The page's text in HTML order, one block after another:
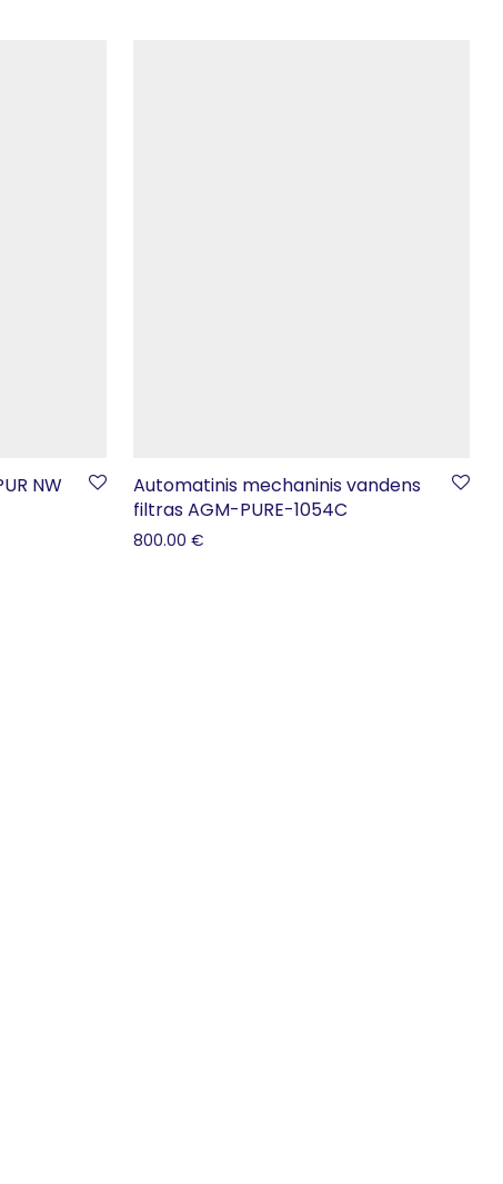
NW
Automatinis mechaninis vandens
filtras AGM-PURE-1054C
800.00 €